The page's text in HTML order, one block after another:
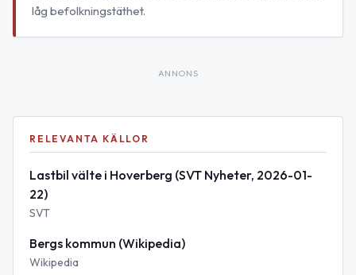
låg befolkningstäthet.
ANNONS
RELEVANTA KÄLLOR
Lastbil välte i Hoverberg (SVT Nyheter, 2026-01-
22)
SVT
Bergs kommun (Wikipedia)
Wikipedia